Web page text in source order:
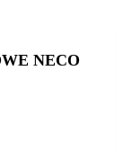
NECO